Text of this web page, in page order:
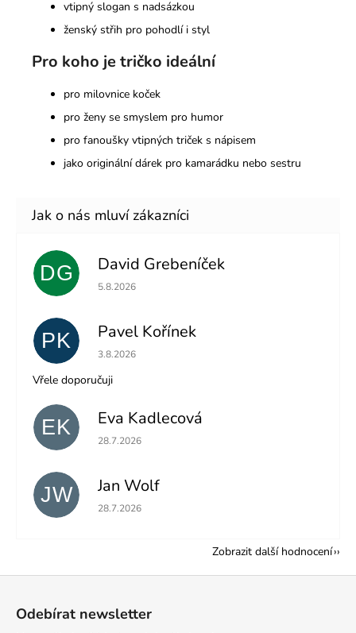
vtipný slogan s nadsázkou
ženský střih pro pohodlí i styl
Pro koho je tričko ideální
pro milovnice koček
pro ženy se smyslem pro humor
pro fanoušky vtipných triček s nápisem
jako originální dárek pro kamarádku nebo sestru
DG David Grebeníček
Hodnocení obchodu je 5 z 5 hvězdiček.
5.8.2026
PK Pavel Kořínek
Hodnocení obchodu je 5 z 5 hvězdiček.
3.8.2026
Vřele doporučuji
EK Eva Kadlecová
Hodnocení obchodu je 5 z 5 hvězdiček.
28.7.2026
JW Jan Wolf
Hodnocení obchodu je 5 z 5 hvězdiček.
28.7.2026
Zobrazit další hodnocení
Odebírat newsletter